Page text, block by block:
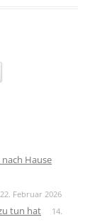
Hause
22. Februar 2026
tun hat
14.